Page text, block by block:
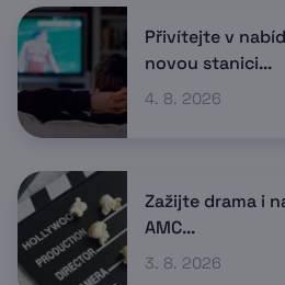
Přivítejte v
novou stanici...
4. 8. 2026
Zažijte drama i
AMC...
3. 8. 2026